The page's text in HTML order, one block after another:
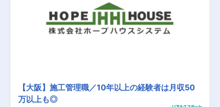
ポート ■契約書作成・確認 ■土地仕入の買付金・
司法書士への手数料など請求・支払い ■取引業者
等への電話連絡（進捗確認等） ■取引業者等への
依頼・発注業務 ■スケジュール・進捗管理 ■スケ
ジュール・進捗管理表の更新 ■一般事務業務 ■物
て多種多様な事業を手掛けています。 今回配属を
予定しているシノケンプロデュースは用地仕入か
ら設計・施工から販売までを手掛けており、シノ
【大阪】施工管理職／10年以上の経験者は月収50
万以上も◎